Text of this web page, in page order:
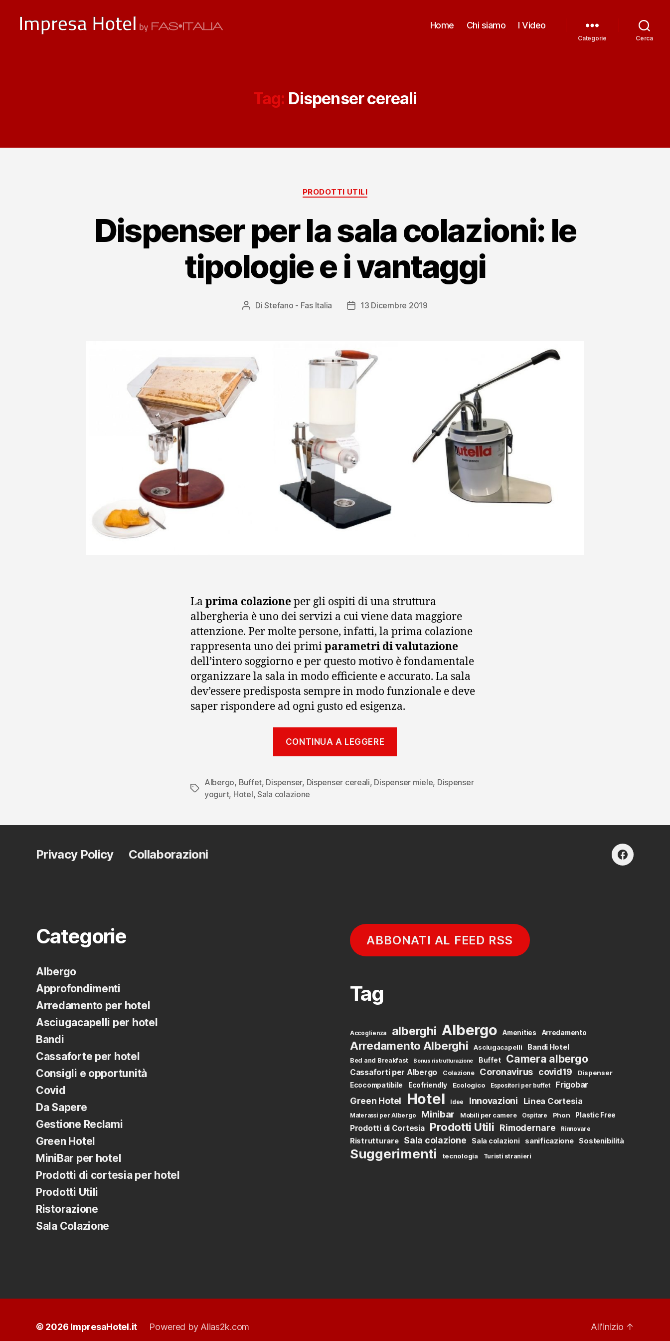
Home Chi siamo I Video
Categorie Cerca
Tag: Dispenser cereali
Categorie
PRODOTTI UTILI
Dispenser per la sala colazioni: le
tipologie e i vantaggi
Autore
DiStefano - Fas Italia
Data13 Dicembre 2019
La prima colazioneper gli ospiti di una struttura
albergheria è uno dei servizi a cui viene data maggiore
attenzione. Per molte persone, infatti, la prima colazione
rappresenta uno dei primiparametri di valutazione
dell’intero soggiorno e per questo motivo è fondamentale
organizzare la sala in modo efficiente e accurato. La sala
dev’essere predisposta sempre in modo funzionale e deve
saper rispondere ad ogni gusto ed esigenza.
CONTINUA A LEGGERE
sala
tipologie
Tag
Albergo, Buffet, Dispenser, Dispenser cereali, Dispenser miele, Dispenser
yogurt, Hotel, Sala colazione
Privacy Policy Collaborazioni facebook
Categorie
Albergo
Approfondimenti
Arredamento per hotel
Asciugacapelli per hotel
Bandi
Cassaforte per hotel
Consigli e opportunità
Covid
Da Sapere
Gestione Reclami
Green Hotel
MiniBar per hotel
Prodotti di cortesia per hotel
Prodotti Utili
Ristorazione
Sala Colazione
ABBONATI AL FEED RSS
Tag
Accoglienza alberghi Albergo Amenities Arredamento
Arredamento Alberghi Asciugacapelli Bandi Hotel
Bed and Breakfast Bonus ristrutturazione Buffet Camera albergo
Cassaforti per Albergo Colazione Coronavirus covid19
Dispenser
Ecocompatibile
Ecofriendly Ecologico Espositori per buffet Frigobar
Green Hotel Hotel Idee Innovazioni Linea Cortesia
Materassi per Albergo Minibar Mobili per camere Ospitare Phon Plastic Free
Prodotti di Cortesia Prodotti Utili Rimodernare Rinnovare
Ristrutturare Sala colazione Sala colazioni sanificazione Sostenibilità
Suggerimenti tecnologia Turisti stranieri
© 2026 ImpresaHotel.it Powered by Alias2k.com All'inizio ↑